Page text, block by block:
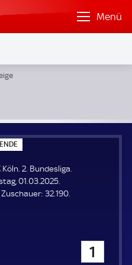
Menü
P
E
L
E
N
Köln. 2. Bundesliga.
01.03.2025.
Zuschauer: Z
32.190.
1